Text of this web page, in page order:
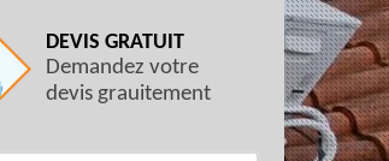
DEVIS GRATUIT
Demandez votre
devis grauitement